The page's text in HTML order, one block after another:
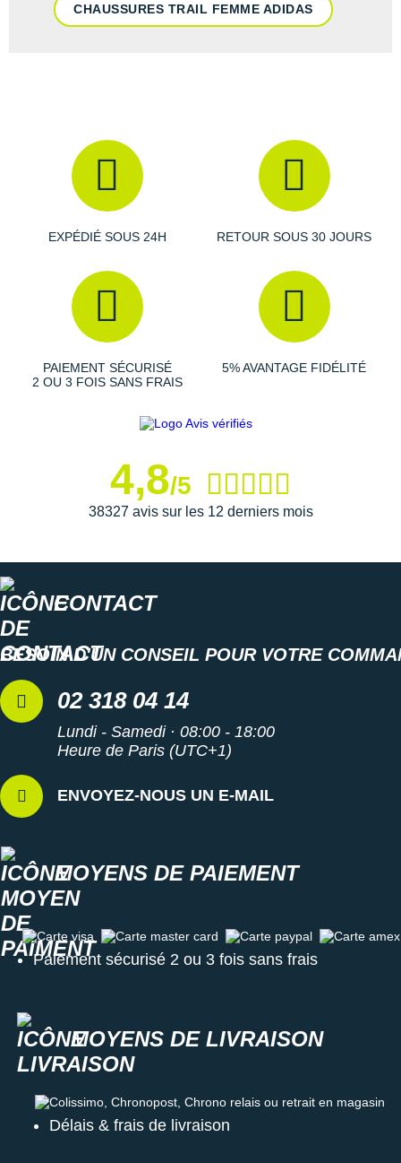
CHAUSSURES TRAIL FEMME ADIDAS
EXPÉDIÉ SOUS 24H RETOUR SOUS 30 JOURS
PAIEMENT SÉCURISÉ
2 OU 3 FOIS SANS FRAIS
5% AVANTAGE FIDÉLITÉ
4,8/5
38327 avis sur les 12 derniers mois
CONTACT
BESOIN D'UN CONSEIL POUR VOTRE
02 318 04 14
Lundi - Samedi · 08:00 - 18:00
Heure de Paris (UTC+1)
ENVOYEZ-NOUS UN E-MAIL
MOYENS DE PAIEMENT
Carte visa Carte master card Carte paypal Carte amex
Paiement sécurisé 2 ou 3 fois sans frais
MOYENS DE LIVRAISON
Colissimo, Chronopost, Chrono relais ou retrait en magasin
Délais & frais de livraison